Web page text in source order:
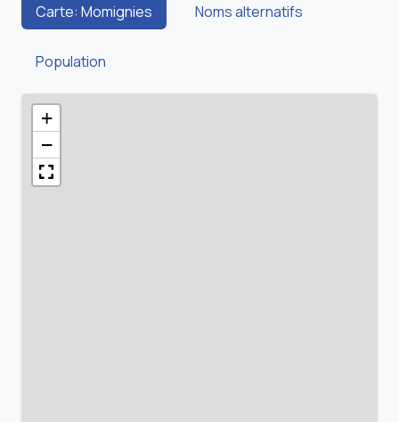
Carte: Momignies Noms alternatifs
Population
+
−